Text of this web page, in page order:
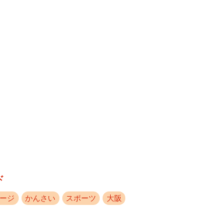
ジ かんさい スポーツ 大阪